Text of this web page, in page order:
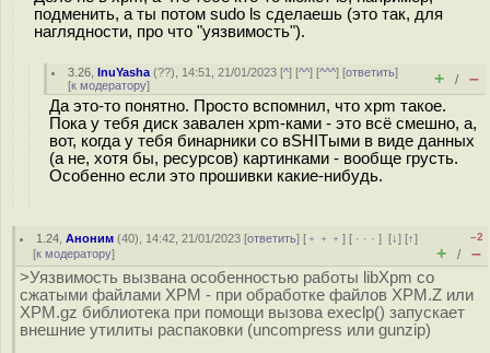
подменить, а ты потом sudo ls сделаешь (это так, для
наглядности, про что "уязвимость").
3.26 ,InuYasha (??), 14:51, 21/01/2023 [^] [^^] [^^^] [ответить]
[к модератору] + / –
Да это-то понятно. Просто вспомнил, что xpm такое.
Пока у тебя диск завален xpm-ками - это всё смешно, а,
вот, когда у тебя бинарники со вSHITыми в виде данных
(а не, хотя бы, ресурсов) картинками - вообще грусть.
Особенно если это прошивки какие-нибудь.
1.24 ,Аноним (40), 14:42, 21/01/2023 [ответить] [ ﹢﹢﹢] [ · · ·][↓] [↑]
[к модератору]
–2
+ / –
>Уязвимость вызвана особенностью работы libXpm со
сжатыми файлами XPM - при обработке файлов XPM.Z или
XPM.gz библиотека при помощи вызова execlp() запускает
внешние утилиты распаковки (uncompress или gunzip)